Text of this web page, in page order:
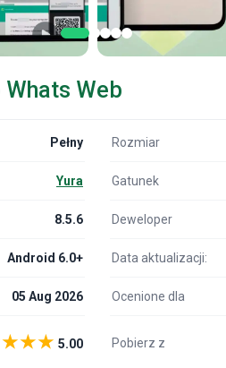
Web
Pełny Rozmiar
Yura Gatunek
8.5.6 Deweloper
Android 6.0+ Data aktualizacji:
05 Aug 2026 Ocenione dla
★★★ 5.00 Pobierz z